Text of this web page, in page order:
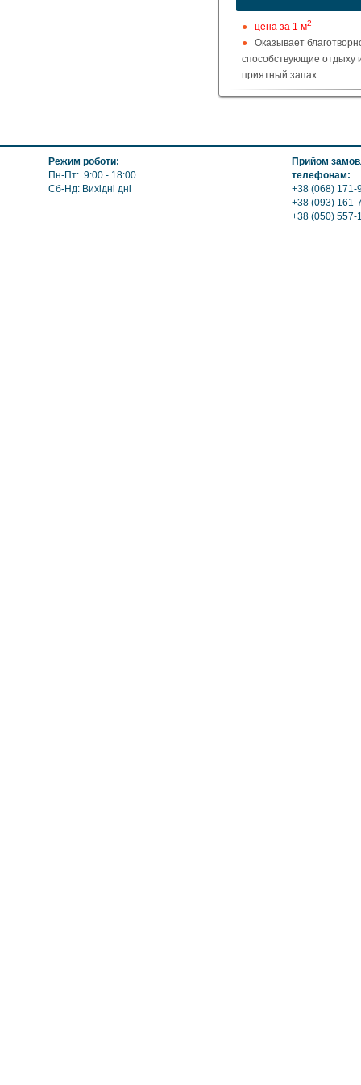
цена за 1 м2
Оказывает
способствующие отдыху
приятный запах.
Вагонка из красного
Режим роботи:
Пн-Пт: 9:00 - 18:00
Сб-Нд: Вихідні дні
Прийом
телефонам:
+38 (068) 171-
+38 (093)
+38 (050)